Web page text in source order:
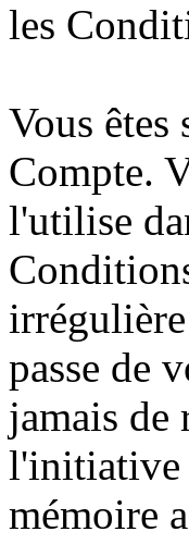
les
Vous
Compte.
l'utilise
passe de
jamais de
l'initiative
mémoire